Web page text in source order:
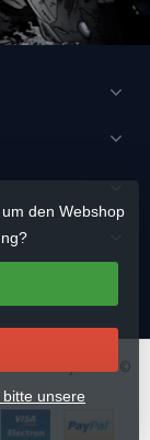
den Webshop
unsere
Otaku Ninja Hero ©